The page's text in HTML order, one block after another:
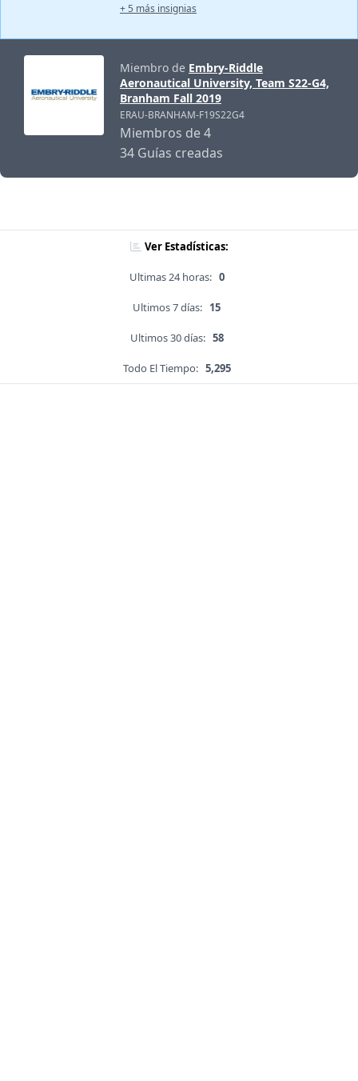
+ 5 más insignias
Miembro de Embry-Riddle
Aeronautical University, Team S22-G4,
Branham Fall 2019
ERAU-BRANHAM-F19S22G4
Miembros de 4
34 Guías creadas
Ver Estadísticas:
Ultimas 24 horas: 0
Ultimos 7 días: 15
Ultimos 30 días: 58
Todo El Tiempo: 5,295